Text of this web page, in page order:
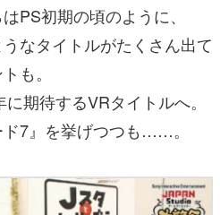
PS初期の頃のように、
なタイトルがたくさん出て
も。
期待するVRタイトルへ。
7』を挙げつつも……。